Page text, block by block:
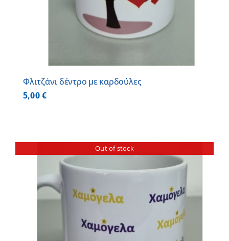
Φλιτζάνι δέντρο με καρδούλες
5,00€
Out of stock